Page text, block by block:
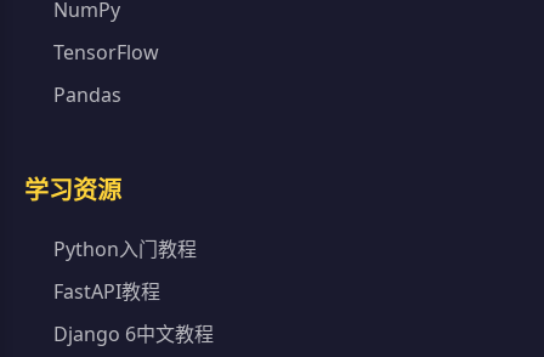
NumPy
TensorFlow
Pandas
学习资源
Python入门教程
FastAPI教程
Django 6中文教程